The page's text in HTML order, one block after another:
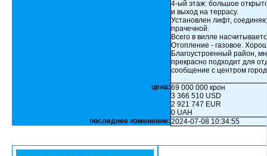
4-ый этаж: большое
и выход на террасу.
Установлен лифт,
прачечной.
Всего в вилле
Отопление - газовое.
Благоустроенный район,
прекрасно подходит для
сообщение с центром
цена:69 000 000 крон
3 366 510 USD
2 921 747 EUR
0 UAH
последнее изменение:2024-07-08 10:34:55